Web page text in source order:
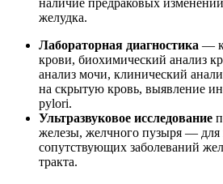
наличие предраковых
желудка.
Лабораторная диагностика —
крови, биохимический анализ
анализ мочи, клинический
на скрытую кровь, выявление
pylori.
Ультразвуковое исследование
железы, желчного пузыря — для
сопутствующих заболеваний
тракта.